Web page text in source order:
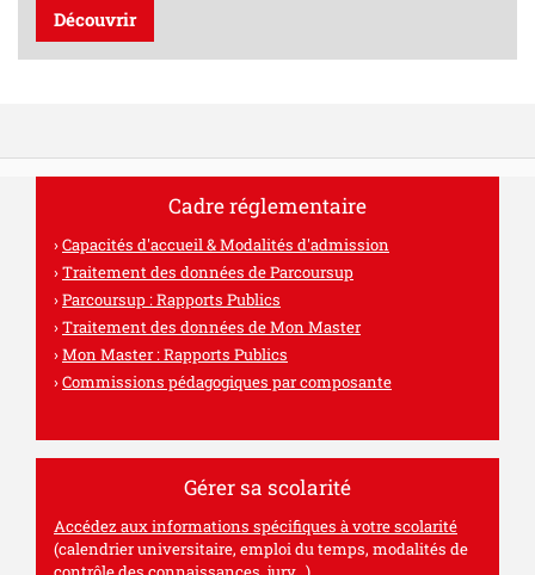
Découvrir
Cadre réglementaire
Capacités d'accueil & Modalités d'admission
Traitement des données de Parcoursup
Parcoursup : Rapports Publics
Traitement des données de Mon Master
Mon Master : Rapports Publics
Commissions pédagogiques par composante
Gérer sa scolarité
Accédez aux informations spécifiques à votre scolarité
(calendrier universitaire, emploi du temps, modalités de